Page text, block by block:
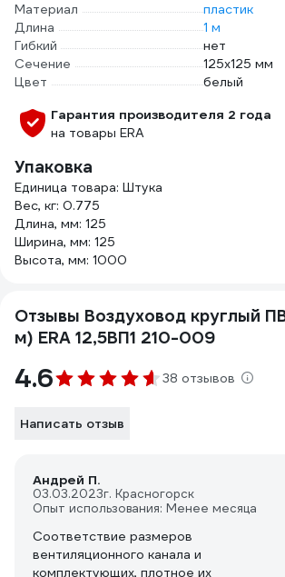
Материал
пластик
Длина
1 м
Гибкий
нет
Сечение
125х125 мм
Цвет
белый
Гарантия производителя 2 года
на товары ERA
Упаковка
Единица товара: Штука
Вес, кг: 0.775
Длина, мм: 125
Ширина, мм: 125
Высота, мм: 1000
Отзывы Воздуховод круглый
м) ERA 12,5ВП1 210-009
4.6 38 отзывов
Написать отзыв
Андрей П.
03.03.2023г. Красногорск
Опыт использования: Менее месяца
Соответствие размеров
вентиляционного канала и
комплектующих, плотное их